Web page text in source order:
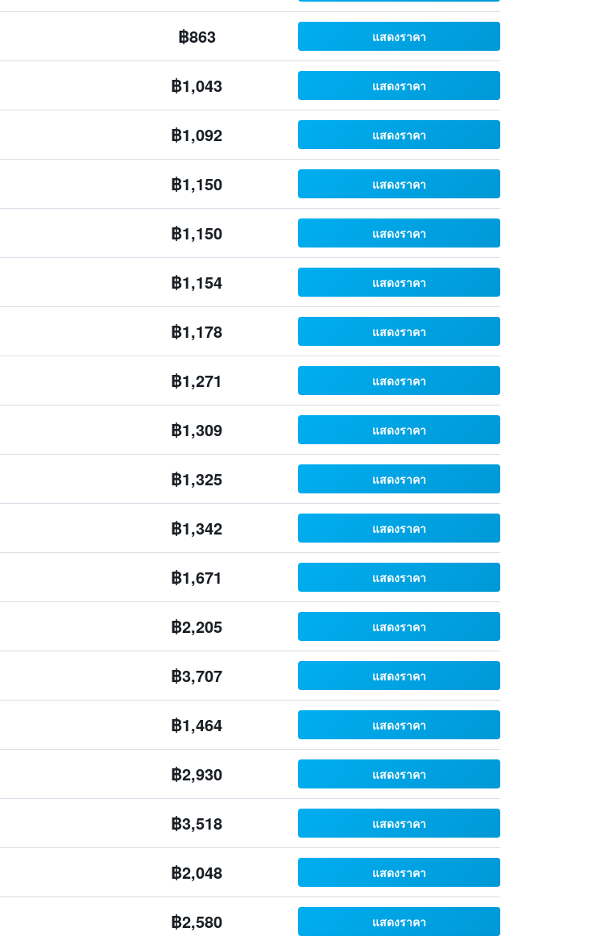
฿863 แสดงราคา
฿1,043 แสดงราคา
฿1,092 แสดงราคา
฿1,150 แสดงราคา
฿1,150 แสดงราคา
฿1,154 แสดงราคา
฿1,178 แสดงราคา
฿1,271 แสดงราคา
฿1,309 แสดงราคา
฿1,325 แสดงราคา
฿1,342 แสดงราคา
฿1,671 แสดงราคา
฿2,205 แสดงราคา
฿3,707 แสดงราคา
฿1,464 แสดงราคา
฿2,930 แสดงราคา
฿3,518 แสดงราคา
฿2,048 แสดงราคา
฿2,580 แสดงราคา